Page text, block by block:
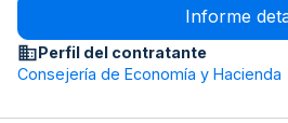
Informe
Perfil del contratante
Consejería de Economía y Hacienda